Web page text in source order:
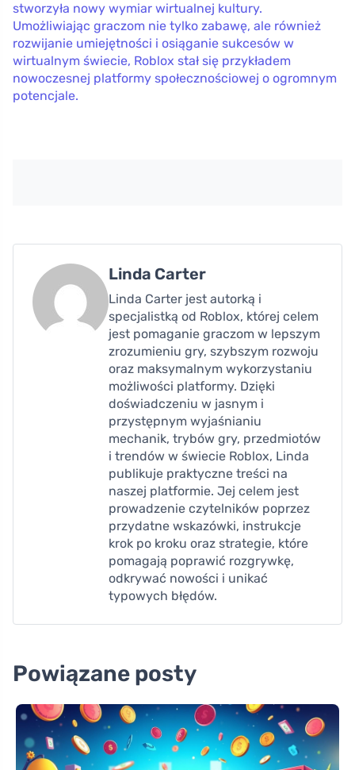
stworzyła nowy wymiar wirtualnej kultury.
Umożliwiając graczom nie tylko zabawę, ale również
rozwijanie umiejętności i osiąganie sukcesów w
wirtualnym świecie, Roblox stał się przykładem
nowoczesnej platformy społecznościowej o ogromnym
potencjale.
Linda Carter
Linda Carter jest autorką i
specjalistką od Roblox, której celem
jest pomaganie graczom w lepszym
zrozumieniu gry, szybszym rozwoju
oraz maksymalnym wykorzystaniu
możliwości platformy. Dzięki
doświadczeniu w jasnym i
przystępnym wyjaśnianiu
mechanik, trybów gry, przedmiotów
i trendów w świecie Roblox, Linda
publikuje praktyczne treści na
naszej platformie. Jej celem jest
prowadzenie czytelników poprzez
przydatne wskazówki, instrukcje
krok po kroku oraz strategie, które
pomagają poprawić rozgrywkę,
odkrywać nowości i unikać
typowych błędów.
Powiązane posty